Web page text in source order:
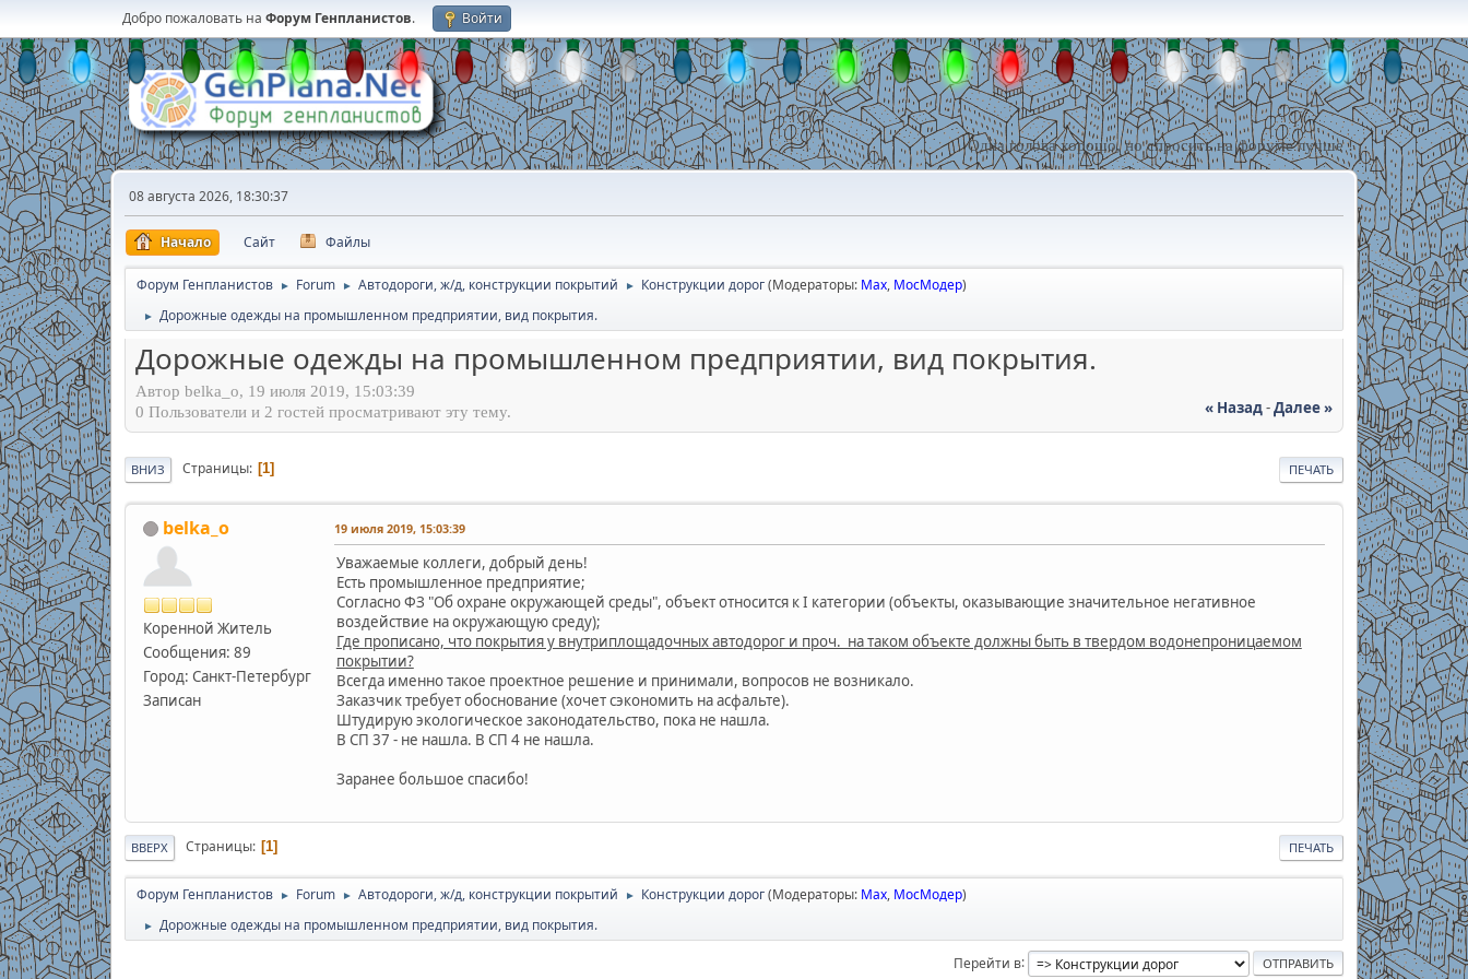
Добро пожаловать на Форум Генпланистов. Войти
Одна голова хорошо, но спросить на форуме лучше !
08 августа 2026, 18:30:37
Начало Сайт Файлы
Форум Генпланистов ► Forum ► Автодороги, ж/д, конструкции покрытий ► Конструкции дорог(Модераторы: Max, МосМодер)
► Дорожные одежды на промышленном предприятии, вид покрытия.
Дорожные одежды на промышленном предприятии, вид покрытия.
Автор belka_o, 19 июля 2019, 15:03:39
« Назад-Далее »
0 Пользователи и 2 гостей просматривают эту тему.
ПЕЧАТЬ
ВНИЗ Страницы 1
belka_o
Коренной Житель
Сообщения: 89
Город: Санкт-Петербург
Записан
19 июля 2019, 15:03:39
Уважаемые коллеги, добрый день!
Есть промышленное предприятие;
Согласно ФЗ "Об охране окружающей среды", объект относится к I категории (объекты, оказывающие значительное негативное
воздействие на окружающую среду);
Где прописано, что покрытия у внутриплощадочных автодорог и проч. на таком объекте должны быть в твердом водонепроницаемом
покрытии?
Всегда именно такое проектное решение и принимали, вопросов не возникало.
Заказчик требует обоснование (хочет сэкономить на асфальте).
Штудирую экологическое законодательство, пока не нашла.
В СП 37 - не нашла. В СП 4 не нашла.
Заранее большое спасибо!
ПЕЧАТЬ
ВВЕРХ Страницы 1
Форум Генпланистов ► Forum ► Автодороги, ж/д, конструкции покрытий ► Конструкции дорог(Модераторы: Max, МосМодер)
► Дорожные одежды на промышленном предприятии, вид покрытия.
Перейти в